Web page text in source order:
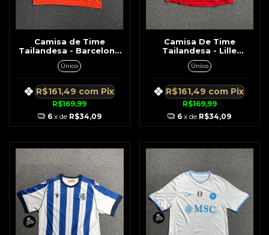
Camisa de Time
Tailandesa - Barcelona
Laranja c/ Azul
Único
R$169,99
R$161,49 com Pix
6 x de R$34,09
Camisa De Time
Tailandesa - Lille
Vermelho c/ Detalhes
Preto
Único
R$169,99
R$161,49 com Pix
6 x de R$34,09